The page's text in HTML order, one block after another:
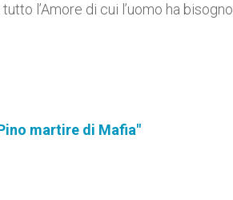
l’Amore di cui l’uomo ha bisogno.
martire di Mafia"